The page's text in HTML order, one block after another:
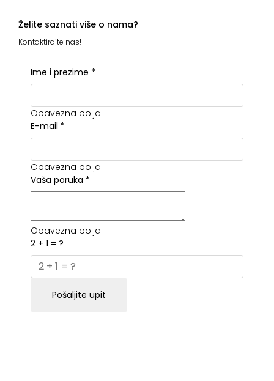
Želite saznati više o nama?
Kontaktirajte nas!
Ime i prezime *
Obavezna polja.
E-mail *
Obavezna polja.
Vaša poruka *
Obavezna polja.
2 + 1 = ?
Pošaljite upit